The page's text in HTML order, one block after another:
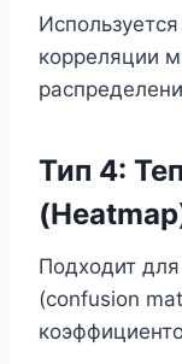
корреляции
Тип 4:
Подходит
(confusion